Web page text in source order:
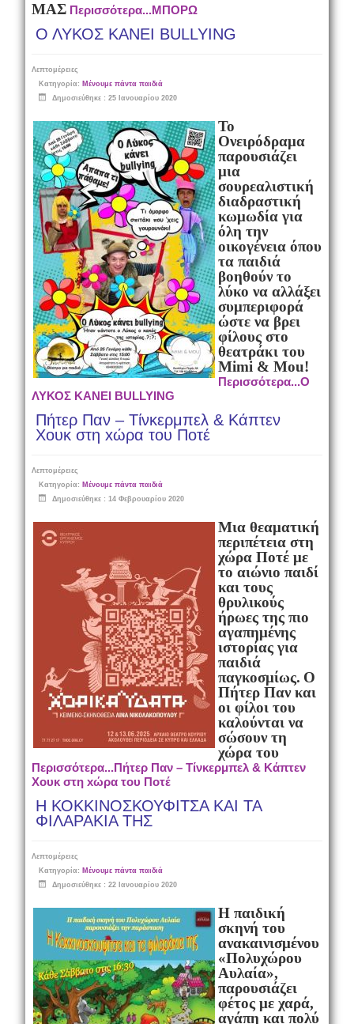
ΜΑΣ Περισσότερα...ΜΠΟΡΩ
Ο ΛΥΚΟΣ ΚΑΝΕΙ BULLYING
Λεπτομέρειες
Κατηγορία: Μένουμε πάντα παιδιά
Δημοσιεύθηκε : 25 Ιανουαρίου 2020
Το
Ονειρόδραμα
παρουσιάζει
μια
σουρεαλιστική
διαδραστική
κωμωδία για
όλη την
οικογένεια όπου
τα παιδιά
βοηθούν το
λύκο να αλλάξει
συμπεριφορά
ώστε να βρει
φίλους στο
θεατράκι του
Mimi & Mou!
Περισσότερα...Ο
ΛΥΚΟΣ ΚΑΝΕΙ BULLYING
Πήτερ Παν – Τίνκερμπελ & Κάπτεν
Χουκ στη xώρα του Ποτέ
Λεπτομέρειες
Κατηγορία: Μένουμε πάντα παιδιά
Δημοσιεύθηκε : 14 Φεβρουαρίου 2020
Μια θεαματική
περιπέτεια στη
χώρα Ποτέμε
το αιώνιο παιδί
και τους
θρυλικούς
ήρωες της πιο
αγαπημένης
ιστορίας για
παιδιά
παγκοσμίως. Ο
Πήτερ Πανκαι
οι φίλοι του
καλούνται να
σώσουν τη
χώρα του
Περισσότερα...Πήτερ Παν – Τίνκερμπελ & Κάπτεν
Χουκ στη xώρα του Ποτέ
Η ΚΟΚΚΙΝΟΣΚΟΥΦΙΤΣΑ ΚΑΙ ΤΑ
ΦΙΛΑΡΑΚΙΑ ΤΗΣ
Λεπτομέρειες
Κατηγορία: Μένουμε πάντα παιδιά
Δημοσιεύθηκε : 22 Ιανουαρίου 2020
Η παιδική
σκηνή του
ανακαινισμένου
«Πολυχώρου
Αυλαία»,
παρουσιάζει
φέτος με χαρά,
αγάπη και πολύ